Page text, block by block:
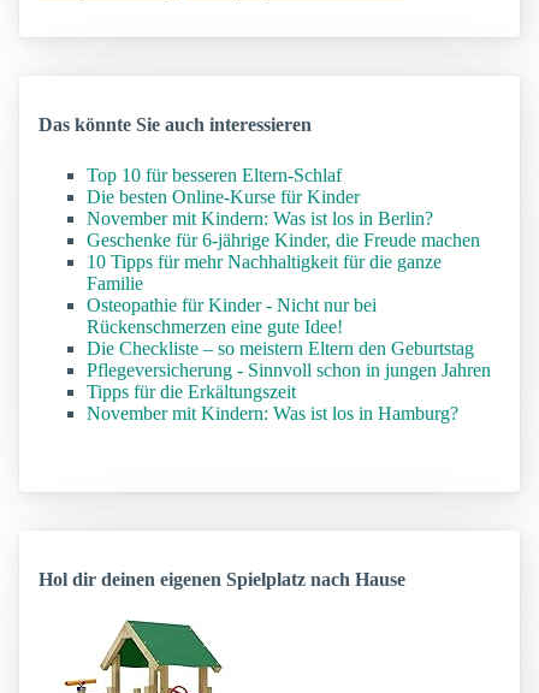
Das könnte Sie auch interessieren
Top 10 für besseren Eltern-Schlaf
Die besten Online-Kurse für Kinder
November mit Kindern: Was ist los in Berlin?
Geschenke für 6-jährige Kinder, die Freude machen
10 Tipps für mehr Nachhaltigkeit für die ganze
Familie
Osteopathie für Kinder - Nicht nur bei
Rückenschmerzen eine gute Idee!
Die Checkliste – so meistern Eltern den Geburtstag
Pflegeversicherung - Sinnvoll schon in jungen Jahren
Tipps für die Erkältungszeit
November mit Kindern: Was ist los in Hamburg?
Hol dir deinen eigenen Spielplatz nach Hause